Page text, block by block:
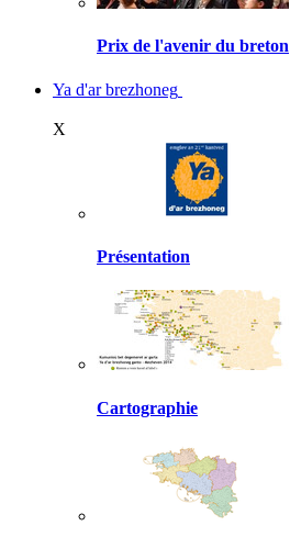
Prix de l'avenir du breton
Ya d'ar brezhoneg
X
Présentation
Cartographie